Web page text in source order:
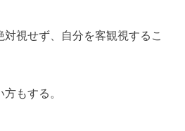
視せず、自分を客観視するこ
もする。